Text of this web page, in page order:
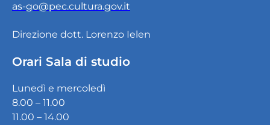
as-go@pec.cultura.gov.it
Direzione dott. Lorenzo Ielen
Orari Sala di studio
Lunedì e mercoledì
8.00 – 11.00
11.00 – 14.00